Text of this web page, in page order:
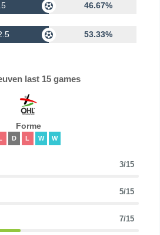
46.67%
53.33%
last 15 games
Forme
L D L W W
3/15
5/15
7/15